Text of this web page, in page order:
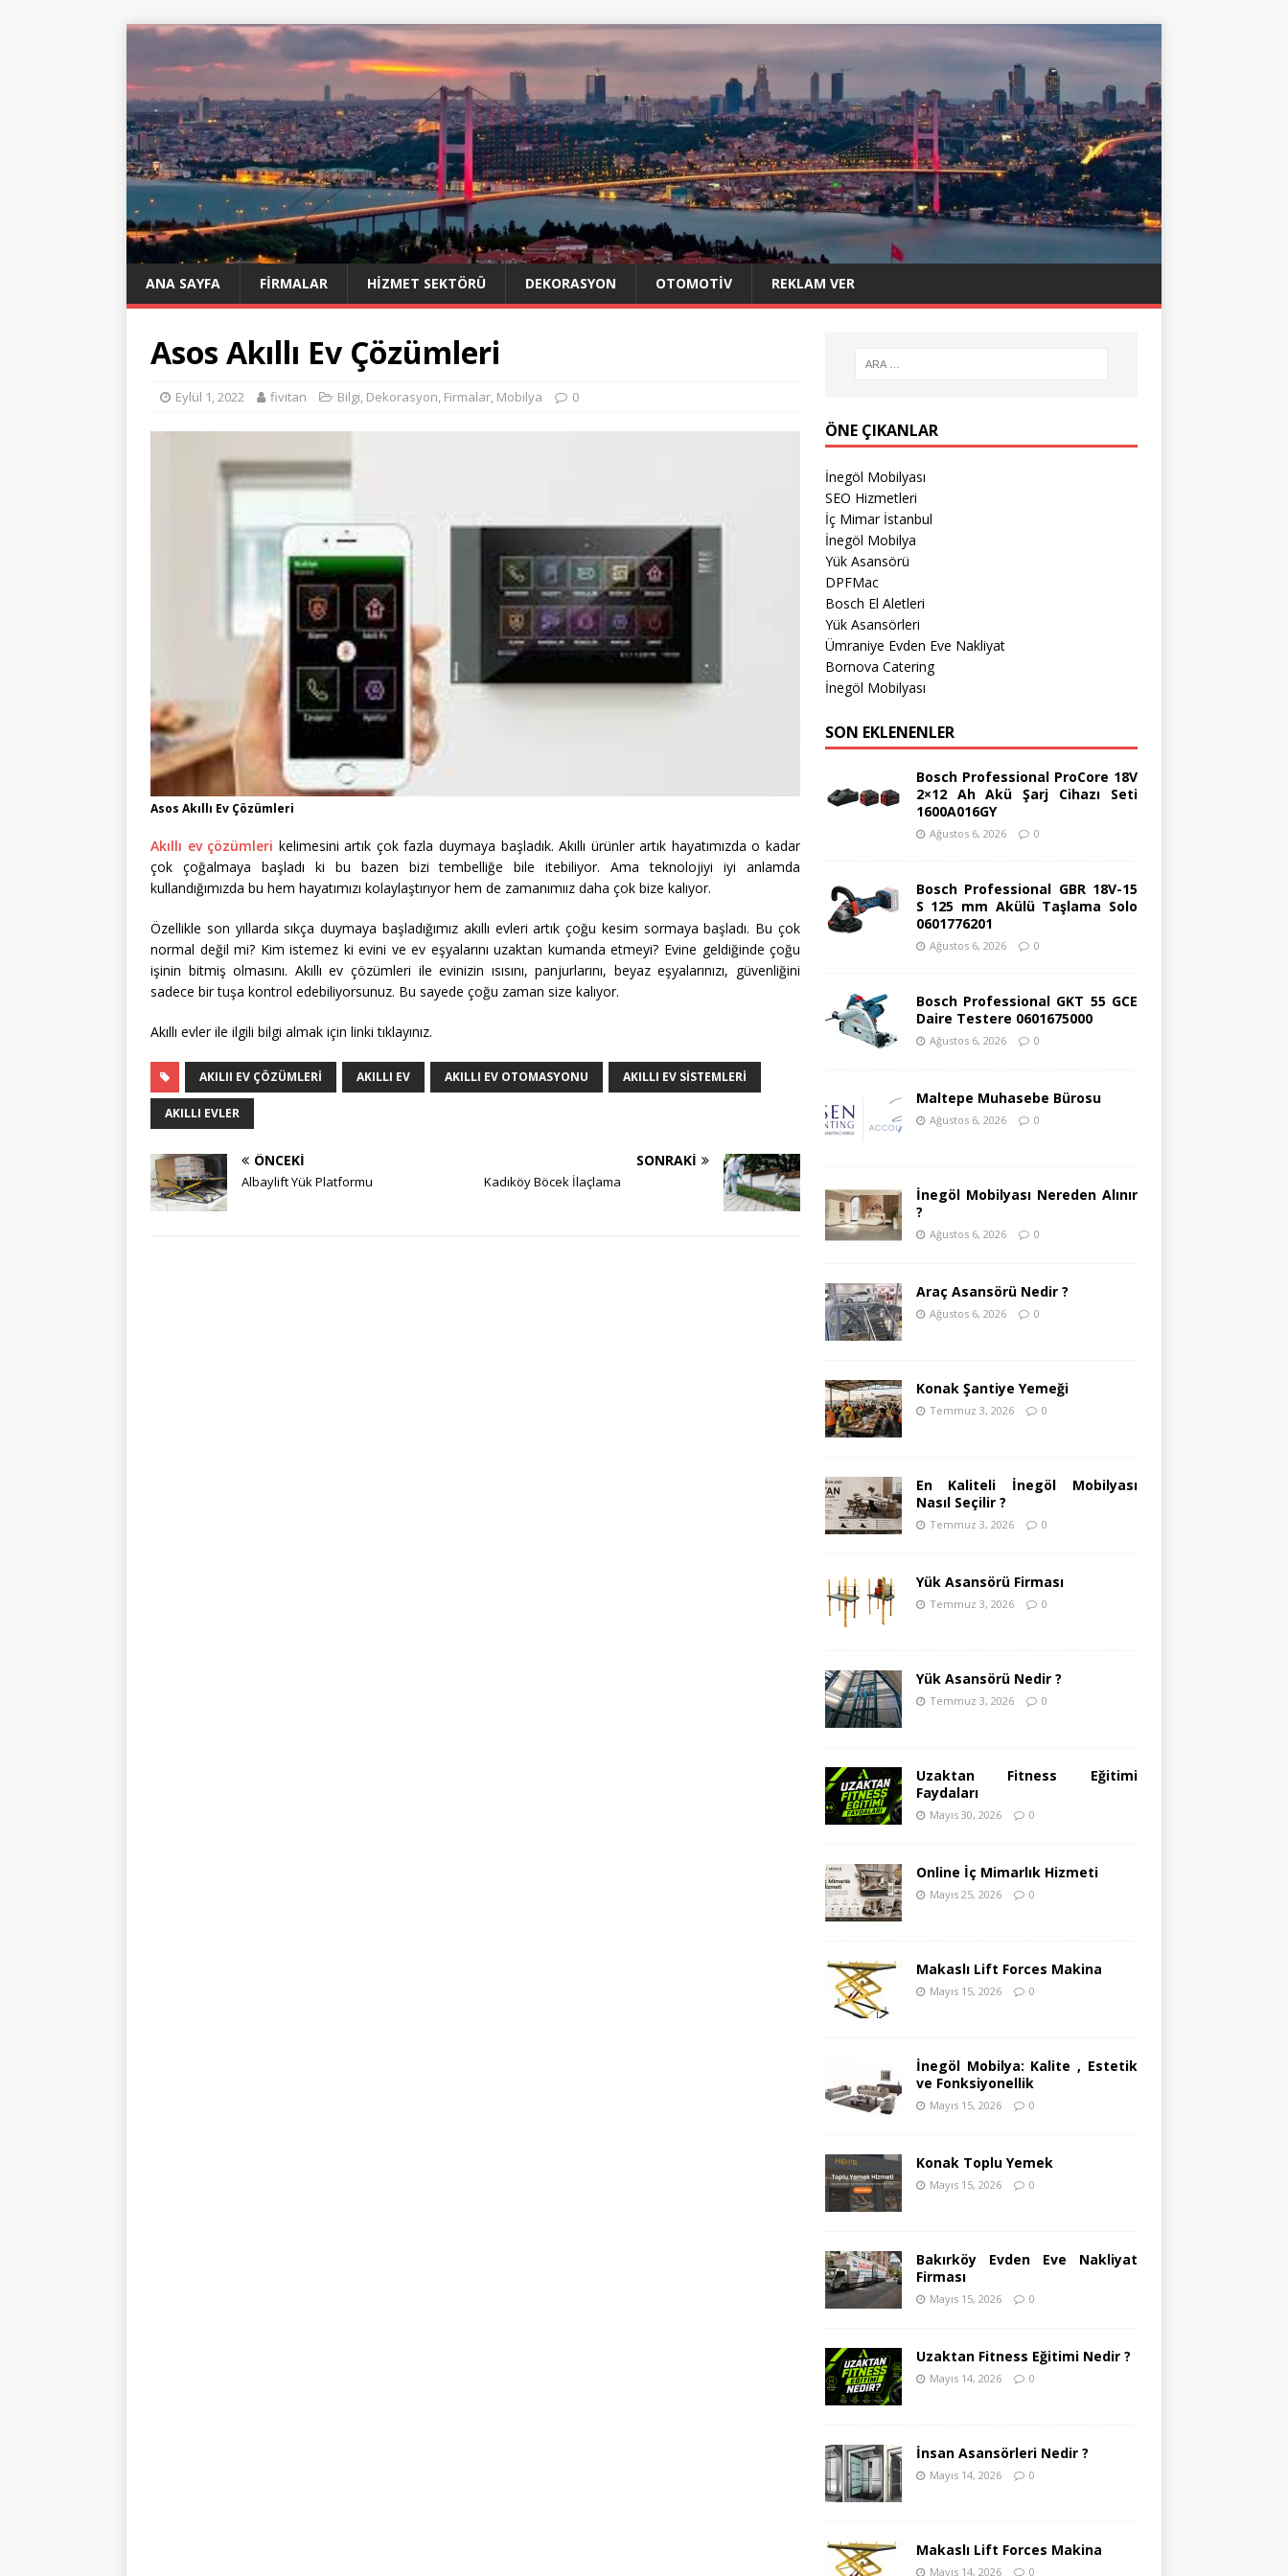
ANA SAYFA FIRMALAR HIZMET SEKTÖRÜ DEKORASYON OTOMOTIV REKLAM VER
Asos Akıllı Ev Çözümleri
Eylül 1, 2022 fivitan Bilgi, Dekorasyon, Firmalar, Mobilya 0
Asos Akıllı Ev Çözümleri
Akıllı ev çözümleri kelimesini artık çok fazla duymaya başladık. Akıllı ürünler artık hayatımızda o kadar
çok çoğalmaya başladı ki bu bazen bizi tembelliğe bile itebiliyor. Ama teknolojiyi iyi anlamda
kullandığımızda bu hem hayatımızı kolaylaştırıyor hem de zamanımıız daha çok bize kalıyor.
Özellikle son yıllarda sıkça duymaya başladığımız akıllı evleri artık çoğu kesim sormaya başladı. Bu çok
normal değil mi? Kim istemez ki evini ve ev eşyalarını uzaktan kumanda etmeyi? Evine geldiğinde çoğu
işinin bitmiş olmasını. Akıllı ev çözümleri ile evinizin ısısını, panjurlarını, beyaz eşyalarınızı, güvenliğini
sadece bir tuşa kontrol edebiliyorsunuz. Bu sayede çoğu zaman size kalıyor.
Akıllı evler ile ilgili bilgi almak için linki tıklayınız.
AKILII EV ÇÖZÜMLERI AKILLI EV AKILLI EV OTOMASYONU AKILLI EV SISTEMLERI
AKILLI EVLER
ÖNCEKI
Albaylift Yük Platformu
SONRAKI
Kadıköy Böcek İlaçlama
ÖNE ÇIKANLAR
İnegöl Mobilyası
SEO Hizmetleri
İç Mimar İstanbul
İnegöl Mobilya
Yük Asansörü
DPFMac
Bosch El Aletleri
Yük Asansörleri
Ümraniye Evden Eve Nakliyat
Bornova Catering
İnegöl Mobilyası
SON EKLENENLER
Bosch Professional ProCore 18V
2×12 Ah Akü Şarj Cihazı Seti
1600A016GY
Ağustos 6, 2026 0
Bosch Professional GBR 18V-15
S 125 mm Akülü Taşlama Solo
0601776201
Ağustos 6, 2026 0
Bosch Professional GKT 55 GCE
Daire Testere 0601675000
Ağustos 6, 2026 0
Maltepe Muhasebe Bürosu
Ağustos 6, 2026 0
İnegöl Mobilyası Nereden Alınır
?
Ağustos 6, 2026 0
Araç Asansörü Nedir ?
Ağustos 6, 2026 0
Konak Şantiye Yemeği
Temmuz 3, 2026 0
En Kaliteli İnegöl Mobilyası
Nasıl Seçilir ?
Temmuz 3, 2026 0
Yük Asansörü Firması
Temmuz 3, 2026 0
Yük Asansörü Nedir ?
Temmuz 3, 2026 0
Uzaktan Fitness Eğitimi
Faydaları
Mayıs 30, 2026 0
Online İç Mimarlık Hizmeti
Mayıs 25, 2026 0
Makaslı Lift Forces Makina
Mayıs 15, 2026 0
İnegöl Mobilya: Kalite , Estetik
ve Fonksiyonellik
Mayıs 15, 2026 0
Konak Toplu Yemek
Mayıs 15, 2026 0
Bakırköy Evden Eve Nakliyat
Firması
Mayıs 15, 2026 0
Uzaktan Fitness Eğitimi Nedir ?
Mayıs 14, 2026 0
İnsan Asansörleri Nedir ?
Mayıs 14, 2026 0
Makaslı Lift Forces Makina
Mayıs 14, 2026 0